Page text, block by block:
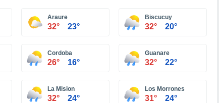
Araure
32° 23°
Biscucuy
32° 20°
Cordoba
26° 16°
Guanare
32° 22°
La Mision
32° 24°
Los Morrones
31° 24°